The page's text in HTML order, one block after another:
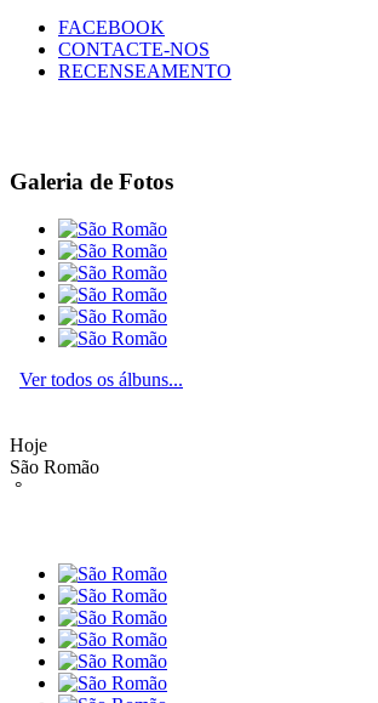
FACEBOOK
CONTACTE-NOS
RECENSEAMENTO
Galeria de Fotos
Ver todos os álbuns...
Hoje
São Romão
°